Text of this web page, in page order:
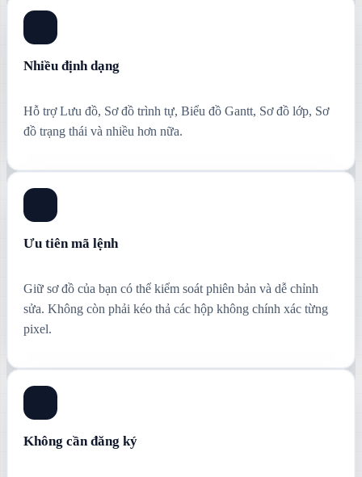
Nhiều định dạng
Hỗ trợ Lưu đồ, Sơ đồ trình tự, Biểu đồ Gantt, Sơ đồ lớp, Sơ
đồ trạng thái và nhiều hơn nữa.
Ưu tiên mã lệnh
Giữ sơ đồ của bạn có thể kiểm soát phiên bản và dễ chỉnh
sửa. Không còn phải kéo thả các hộp không chính xác từng
pixel.
Không cần đăng ký